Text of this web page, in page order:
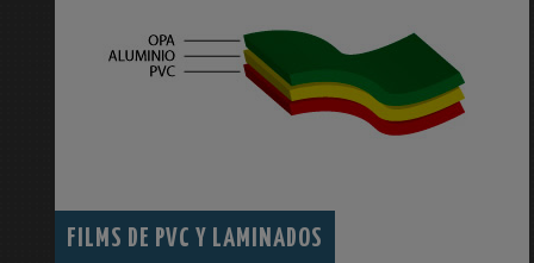
FILMS DE PVC Y LAMINADOS